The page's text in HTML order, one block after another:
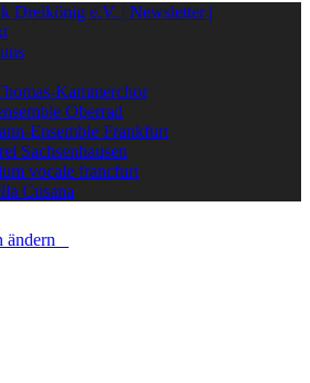
Dreikönig e.V. | Newsletter |
Kammerchor
Oberrad
Ensemble Frankfurt
Sachsenhausen
vocale francfurt
Cusana
ändern